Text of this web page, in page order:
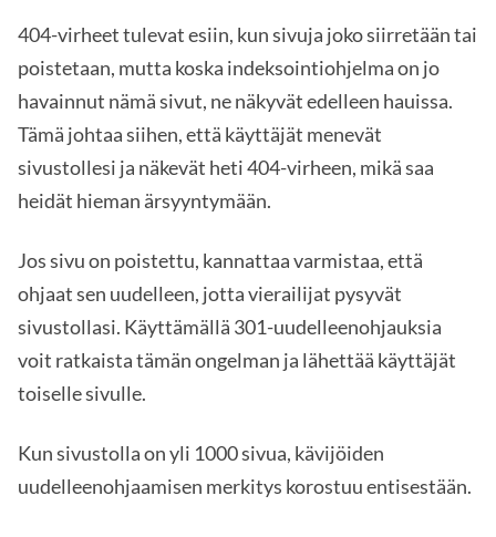
404-virheet tulevat esiin, kun sivuja joko siirretään tai
poistetaan, mutta koska indeksointiohjelma on jo
havainnut nämä sivut, ne näkyvät edelleen hauissa.
Tämä johtaa siihen, että käyttäjät menevät
sivustollesi ja näkevät heti 404-virheen, mikä saa
heidät hieman ärsyyntymään.
Jos sivu on poistettu, kannattaa varmistaa, että
ohjaat sen uudelleen, jotta vierailijat pysyvät
sivustollasi. Käyttämällä 301-uudelleenohjauksia
voit ratkaista tämän ongelman ja lähettää käyttäjät
toiselle sivulle.
Kun sivustolla on yli 1000 sivua, kävijöiden
uudelleenohjaamisen merkitys korostuu entisestään.